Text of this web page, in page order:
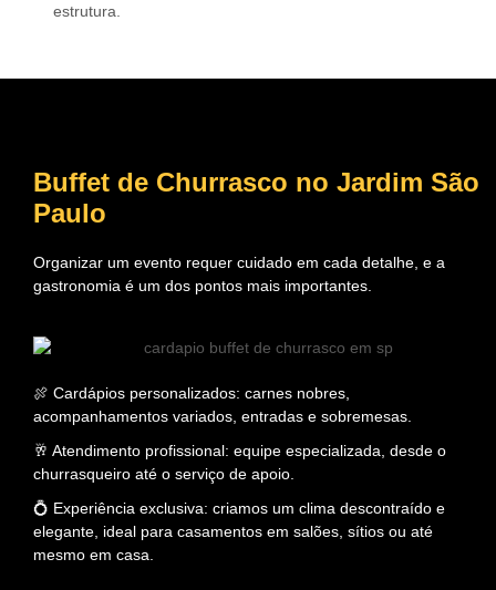
estrutura.
Buffet de Churrasco no Jardim São
Paulo
Organizar um evento requer cuidado em cada detalhe, e a
gastronomia é um dos pontos mais importantes.
🍖 Cardápios personalizados: carnes nobres,
acompanhamentos variados, entradas e sobremesas.
🥂 Atendimento profissional: equipe especializada, desde o
churrasqueiro até o serviço de apoio.
💍 Experiência exclusiva: criamos um clima descontraído e
elegante, ideal para casamentos em salões, sítios ou até
mesmo em casa.